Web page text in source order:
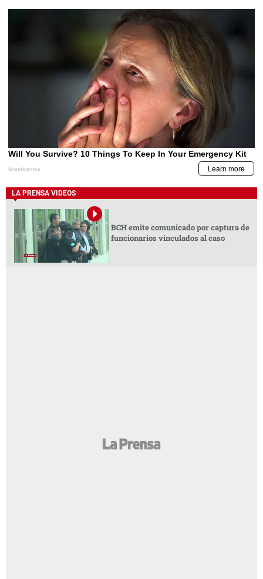
LA PRENSA VIDEOS
BCH emite comunicado por captura de
funcionarios vinculados al caso